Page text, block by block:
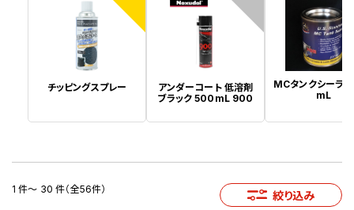
1
チッピングスプレー
2
アンダーコート 低溶剤
ブラック 500mL 900
MCタンクシーラ
mL
1 件～ 30 件（全56件） 絞り込み